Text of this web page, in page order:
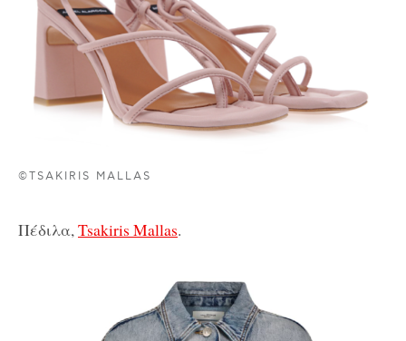
©TSAKIRIS MALLAS
Πέδιλα,Tsakiris Mallas.